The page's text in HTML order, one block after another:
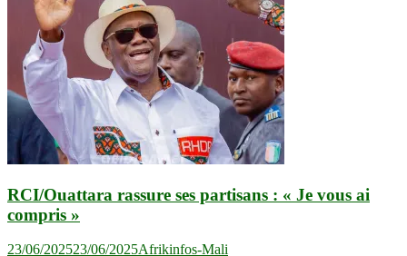
RCI/Ouattara rassure ses partisans : « Je vous ai
compris »
23/06/202523/06/2025Afrikinfos-Mali